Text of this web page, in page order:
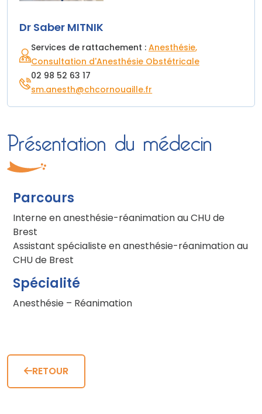
Dr Saber MITNIK
Services de rattachement : Anesthésie
Consultation d'Anesthésie Obstétricale
02 98 52 63 17
sm.anesth@chcornouaille.fr
Présentation du médecin
Parcours
Interne en anesthésie-réanimation au CHU de
Brest
Assistant spécialiste en anesthésie-réanimation au
CHU de Brest
Spécialité
Anesthésie – Réanimation
RETOUR